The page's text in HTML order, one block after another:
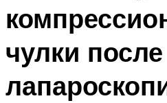
чулки после